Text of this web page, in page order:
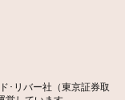
･リバー社（東京証券取